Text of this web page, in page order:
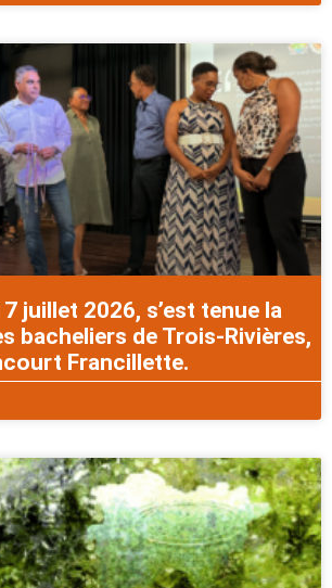
juillet 2026, s’est tenue la
bacheliers de Trois-Rivières,
Francillette.